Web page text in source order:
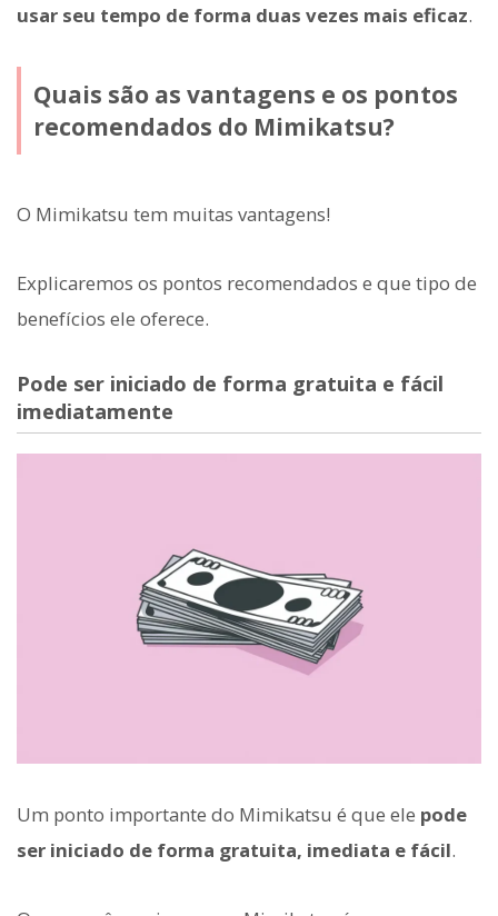
usar seu tempo de forma duas vezes mais eficaz.
Quais são as vantagens e os pontos
recomendados do Mimikatsu?
O Mimikatsu tem muitas vantagens!
Explicaremos os pontos recomendados e que tipo de
benefícios ele oferece.
Pode ser iniciado de forma gratuita e fácil
imediatamente
Um ponto importante do Mimikatsu é que ele pode
ser iniciado de forma gratuita, imediata e fácil.